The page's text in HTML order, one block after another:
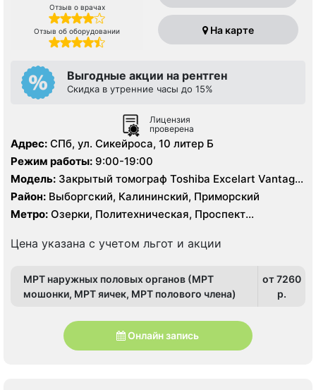
Отзыв о врачах
Отзыв об оборудовании На карте
Выгодные акции на рентген
Скидка в утренние часы до 15%
Лицензия
проверена
Адрес: СПб, ул. Сикейроса, 10 литер Б
Режим работы: 9:00-19:00
Модель: Закрытый томограф Toshiba Excelart Vantage
Atlas 1.5 Тесла, КТ Philips 64 среза, УЗИ
Район: Выборгский, Калининский, Приморский
Метро: Озерки, Политехническая, Проспект
Цена указана с учетом льгот и акции
МРТ наружных половых органов (МРТ
мошонки, МРТ яичек, МРТ полового члена)
от 7260
p.
Онлайн запись